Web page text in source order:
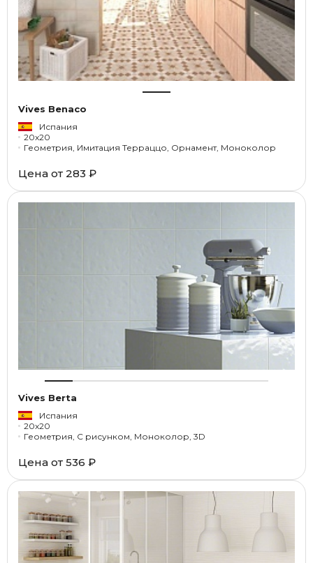
Vives Benaco
Испания
20x20
Геометрия, Имитация Терраццо, Орнамент, Моноколор
Цена от 283 ₽
Vives Berta
Испания
20x20
Геометрия, С рисунком, Моноколор, 3D
Цена от 536 ₽